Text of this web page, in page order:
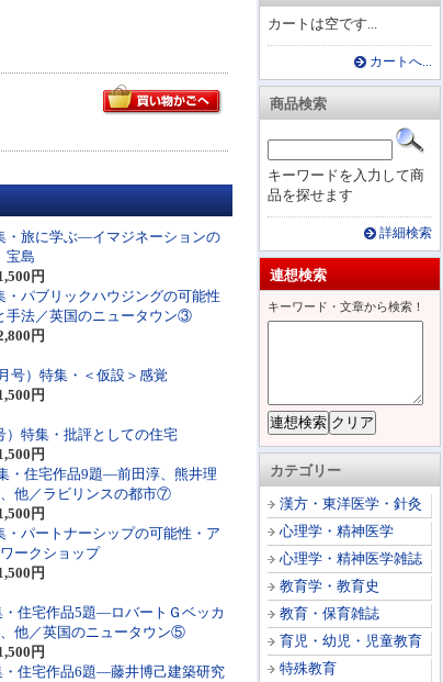
カートは空です...
カートへ...
商品検索
キーワードを入力して商
品を探せます
詳細検索
連想検索
キーワード・文章から検索！
カテゴリー
漢方・東洋医学・針灸
心理学・精神医学
心理学・精神医学雑誌
教育学・教育史
教育・保育雑誌
育児・幼児・児童教育
特殊教育
・旅に学ぶ―イマジネーションの
宝島
円
・パブリックハウジングの可能性
法／英国のニュータウン③
円
号）特集・＜仮設＞感覚
円
）特集・批評としての住宅
円
・住宅作品9題―前田淳、熊井理
他／ラビリンスの都市⑦
円
・パートナーシップの可能性・ア
ークショップ
円
住宅作品5題―ロバートＧベッカ
他／英国のニュータウン⑤
円
住宅作品6題―藤井博己建築研究